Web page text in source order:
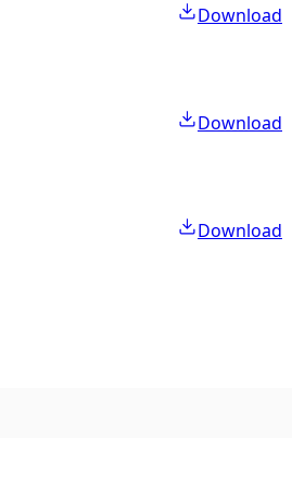
Download
Download
Download